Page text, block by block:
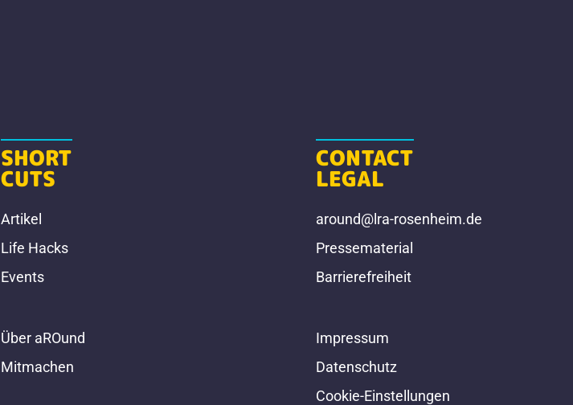
SHORT
CUTS
Artikel
Life Hacks
Events
Über aROund
Mitmachen
CONTACT
LEGAL
around@lra-rosenheim.de
Pressematerial
Barrierefreiheit
Impressum
Datenschutz
Cookie-Einstellungen